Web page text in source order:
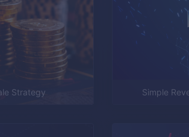
Strategy Simple